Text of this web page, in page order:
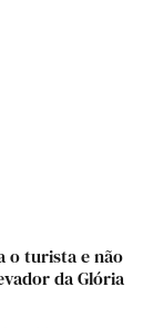
o turista e não
da Glória